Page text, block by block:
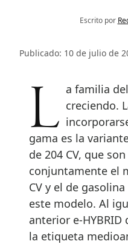
Escrito por
Publicado: 10 de julio de
La familia del CUPRA León sigue creciendo.
gama es la
de 204 CV, que
conjuntamente el
CV y el de
este modelo. Al
anterior e-HYBRID
la etiqueta